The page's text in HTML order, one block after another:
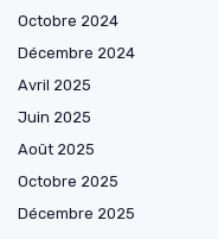
Octobre 2024
Décembre 2024
Avril 2025
Juin 2025
Août 2025
Octobre 2025
Décembre 2025